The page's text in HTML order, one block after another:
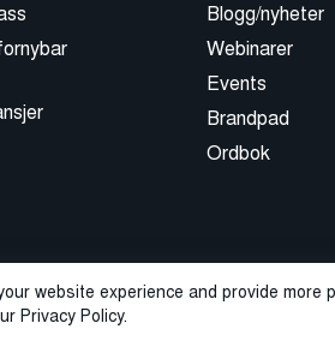
website experience and provide
Privacy Policy.
Blogg/nyheter
Webinarer
Events
Brandpad
Ordbok